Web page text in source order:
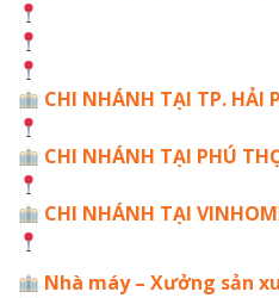
CHI NHÁNH TẠI TP. HẢI
CHI NHÁNH TẠI PHÚ
CHI NHÁNH TẠI
Nhà máy – Xưởng sản